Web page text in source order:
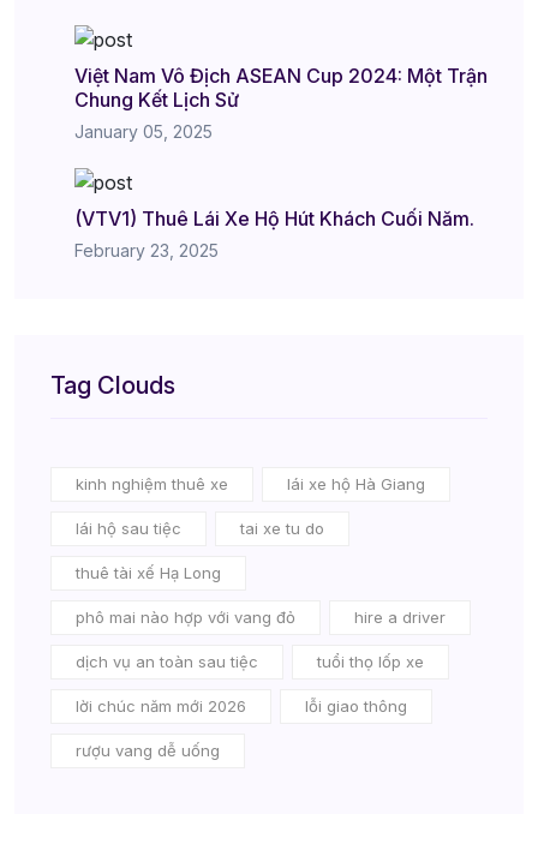
Việt Nam Vô Địch ASEAN Cup 2024: Một Trận
Chung Kết Lịch Sử
January 05, 2025
(VTV1) Thuê Lái Xe Hộ Hút Khách Cuối Năm.
February 23, 2025
Tag Clouds
kinh nghiệm thuê xe lái xe hộ Hà Giang
lái hộ sau tiệc tai xe tu do
thuê tài xế Hạ Long
phô mai nào hợp với vang đỏ hire a driver
dịch vụ an toàn sau tiệc tuổi thọ lốp xe
lời chúc năm mới 2026 lỗi giao thông
rượu vang dễ uống